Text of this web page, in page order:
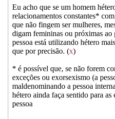
Eu acho que se um homem
relacionamentos constantes*
que não fingem ser mulheres,
digam femininas ou próximas ao
pessoa está utilizando hétero
que por precisão. (x)
* é possível que, se não forem
exceções ou exorsexismo (a
maldenominando a pessoa
hétero ainda faça sentido para
pessoa